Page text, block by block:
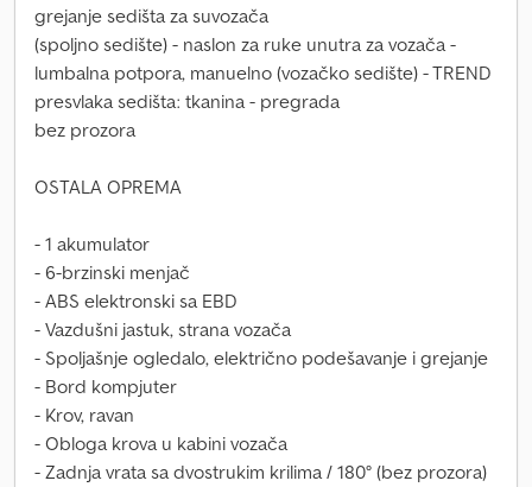
grejanje sedišta za suvozača
(spoljno sedište) - naslon za ruke unutra za vozača -
lumbalna potpora, manuelno (vozačko sedište) - TREND
presvlaka sedišta: tkanina - pregrada
bez prozora
OSTALA OPREMA
- 1 akumulator
- 6-brzinski menjač
- ABS elektronski sa EBD
- Vazdušni jastuk, strana vozača
- Spoljašnje ogledalo, električno podešavanje i grejanje
- Bord kompjuter
- Krov, ravan
- Obloga krova u kabini vozača
- Zadnja vrata sa dvostrukim krilima / 180° (bez prozora)